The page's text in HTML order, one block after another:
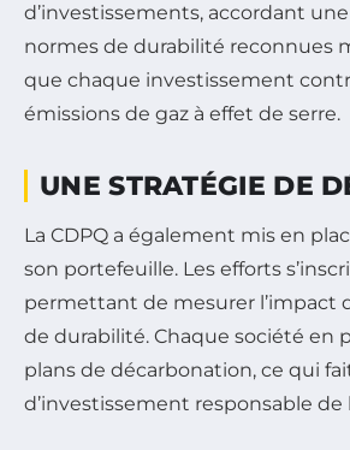
d’investissements, accordant
normes de durabilité reconnues
que chaque investissement
émissions de gaz à effet de serre.
UNE STRATÉGIE DE
La CDPQ a également mis en
son portefeuille. Les efforts
permettant de mesurer l’impact
de durabilité. Chaque société en
plans de décarbonation, ce qui
d’investissement responsable de